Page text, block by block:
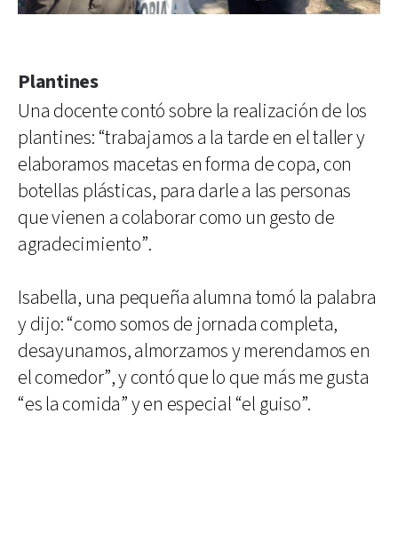
Plantines
Una docente contó sobre la realización de los
plantines: “trabajamos a la tarde en el taller y
elaboramos macetas en forma de copa, con
botellas plásticas, para darle a las personas
que vienen a colaborar como un gesto de
agradecimiento”.
Isabella, una pequeña alumna tomó la palabra
y dijo: “como somos de jornada completa,
desayunamos, almorzamos y merendamos en
el comedor”, y contó que lo que más me gusta
“es la comida” y en especial “el guiso”.